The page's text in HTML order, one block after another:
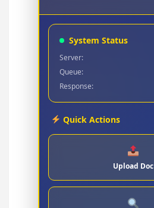
System Status
Server:
Queue:
Response:
Quick Actions
Upload Doc